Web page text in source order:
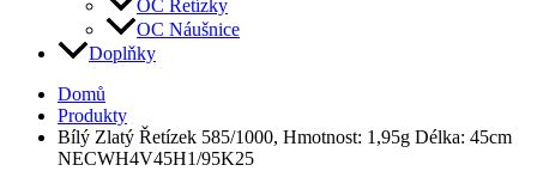
OC Řetízky
OC Náušnice
Doplňky
Domů
Produkty
Bílý Zlatý Řetízek 585/1000, Hmotnost: 1,95g Délka: 45cm
NECWH4V45H1/95K25